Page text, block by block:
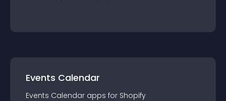
Events Calendar
Events Calendar apps for Shopify